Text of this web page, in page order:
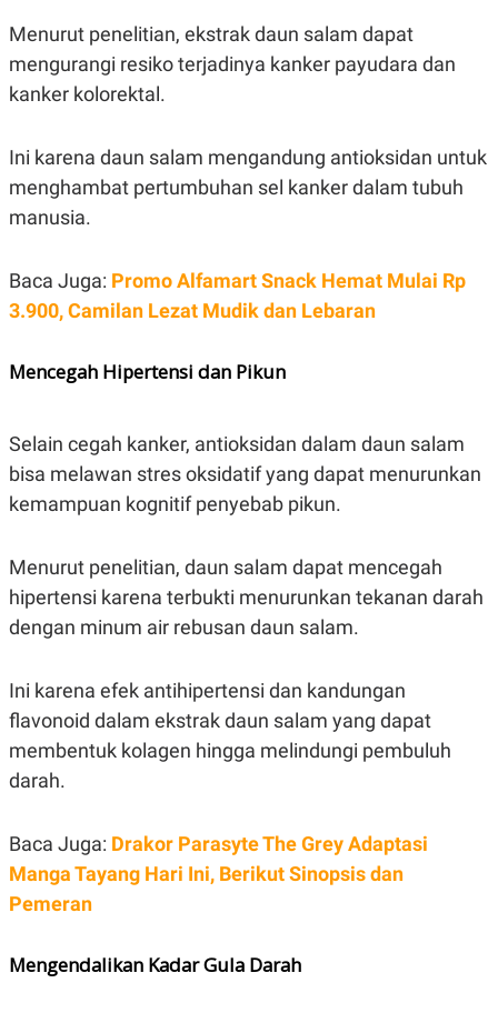
Menurut penelitian, ekstrak daun salam dapat
mengurangi resiko terjadinya kanker payudara dan
kanker kolorektal.
Ini karena daun salam mengandung antioksidan untuk
menghambat pertumbuhan sel kanker dalam tubuh
manusia.
Baca Juga: Promo Alfamart Snack Hemat Mulai Rp
3.900, Camilan Lezat Mudik dan Lebaran
Mencegah Hipertensi dan Pikun
Selain cegah kanker, antioksidan dalam daun salam
bisa melawan stres oksidatif yang dapat menurunkan
kemampuan kognitif penyebab pikun.
Menurut penelitian, daun salam dapat mencegah
hipertensi karena terbukti menurunkan tekanan darah
dengan minum air rebusan daun salam.
Ini karena efek antihipertensi dan kandungan
flavonoid dalam ekstrak daun salam yang dapat
membentuk kolagen hingga melindungi pembuluh
darah.
Baca Juga: Drakor Parasyte The Grey Adaptasi
Manga Tayang Hari Ini, Berikut Sinopsis dan
Pemeran
Mengendalikan Kadar Gula Darah